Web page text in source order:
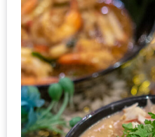
เด็ด
สำหรับ
คุณ
แม่
ที่รัก
2560